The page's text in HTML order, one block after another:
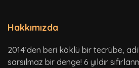
Hakkımızda
2014’den beri köklü bir tecrübe,
sarsılmaz bir denge! 6 yıldır